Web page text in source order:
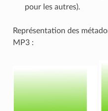
pour les autres).
Représentation des
MP3 :